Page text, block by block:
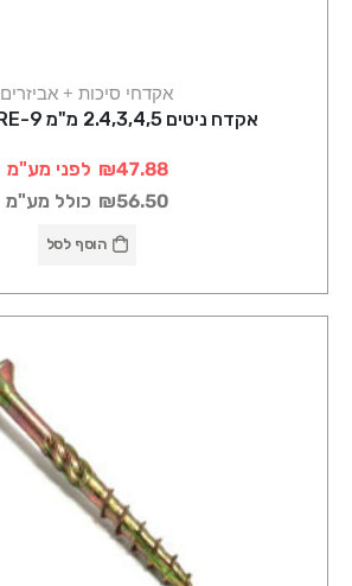
אקדחי סיכות + אביזרים
אקדח ניטים 2.4,3,4,5 מ"מ TRUPER RE-9
₪47.88 לפני מע"מ
₪56.50 כולל מע"מ
הוסף לסל